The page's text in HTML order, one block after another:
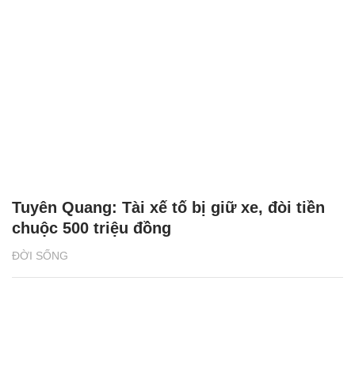
ĐỜI SỐNG
Tuyên Quang: Tài xế tố bị giữ xe, đòi tiền
chuộc 500 triệu đồng